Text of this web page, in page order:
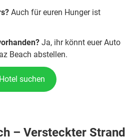
Auch für euren Hunger ist
Ja, ihr könnt euer Auto
Beach abstellen.
Hotel suchen
– Versteckter Strand